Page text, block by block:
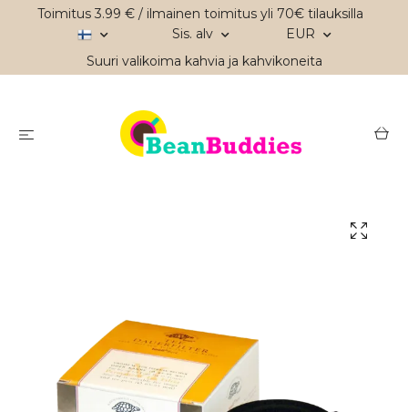
Toimitus 3.99 € / ilmainen toimitus yli 70€ tilauksilla
Sis. alv
EUR
Suuri valikoima kahvia ja kahvikoneita